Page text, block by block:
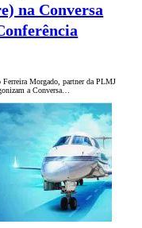
na Conversa
Ferreira Morgado, partner da PLMJ
a Conversa…